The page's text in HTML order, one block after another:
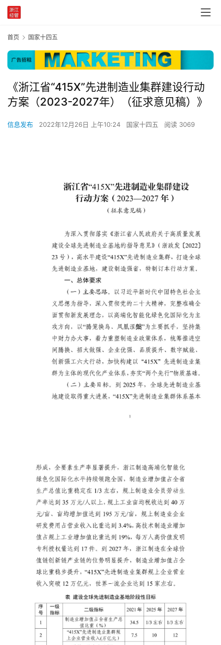
首页 国家十四五
《浙江省“415X”先进制造业集群建设行动
方案（2023-2027年）（征求意见稿）》
信息发布 2022年12月26日 上午10:24 国家十四五 阅读 3069